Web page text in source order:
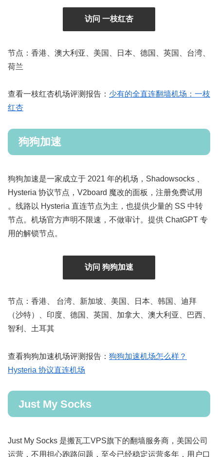
访问 一枝红杏
节点：香港、澳大利亚、美国、日本、德国、英国、台湾、
荷兰
查看一枝红杏机场评测报告： 少有的全直连翻墙机场：一枝
红杏
狗狗加速
狗狗加速是一家成立于 2021 年的机场，Shadowsocks 、
Hysteria 协议节点，V2board 魔改的面板，注册免费试用
。线路以 Hysteria 直连节点为主，也提供少量的 SS 中转
节点。机场官方声明不限速，不做审计。提供 ChatGPT 专
用的解锁节点。
访问 狗狗加速
节点：香港、 台湾、新加坡、美国、日本、韩国、迪拜
（沙特）、印度、德国、英国、加拿大、澳大利亚、巴西、
智利、土耳其
查看狗狗加速机场评测报告： 狗狗加速机场怎么样？
Hysteria 协议直连机场
Just My Socks
Just My Socks 是搬瓦工VPS旗下的翻墙服务商，美国公司
运营，不用担心跑路问题，至今已经稳定运营多年，用户口